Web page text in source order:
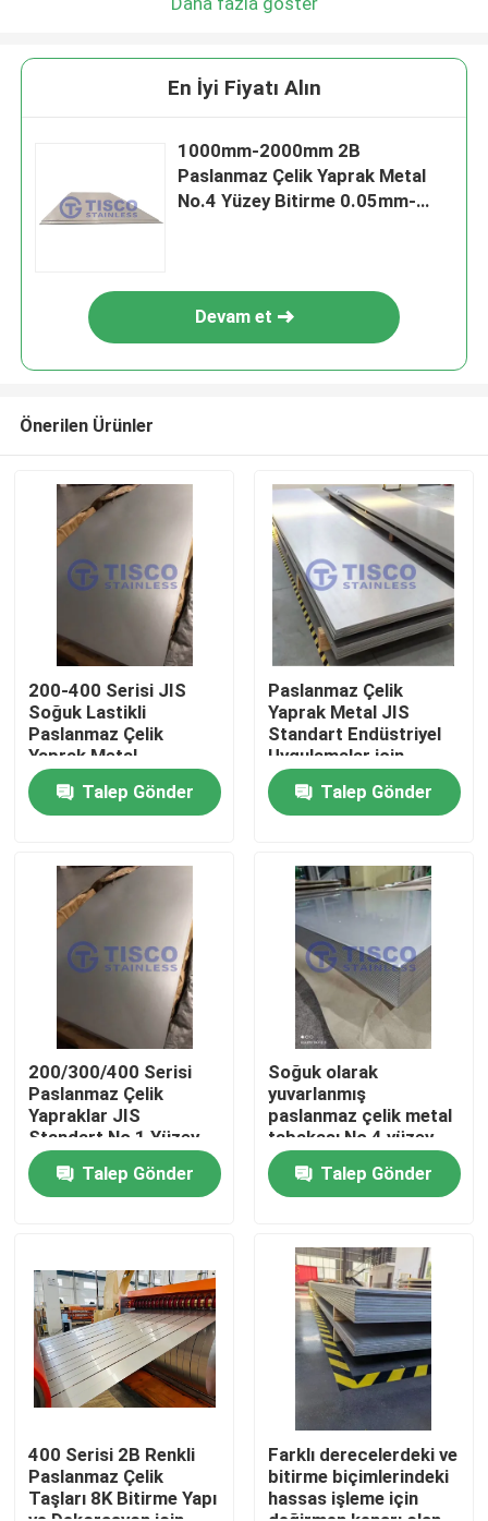
Ürünler
videolar
Hakkımızda
Fabrika turu
Bize Ulaşın
Bir teklif isteği
Paslanmaz Çelik Sac
En İyi Fiyatı Alın
1000mm-2000mm 2B
Paslanmaz Çelik Yaprak Metal
No.4 Yüzey Bitirme 0.05mm-
Devam et
Önerilen Ürünler
200-400 Serisi JIS
Soğuk Lastikli
Paslanmaz Çelik
Yaprak Metal
1000mm-6000mm
Uzunluk GB Standart
Mill Edge
Talep Gönder
Paslanmaz Çelik
Yaprak Metal JIS
Standart Endüstriyel
Uygulamalar için
Soğuk/Sıcak
Dolaştırılmış 0.05-
3mm
Talep Gönder
200/300/400 Serisi
Paslanmaz Çelik
Yapraklar JIS
Standart No 1 Yüzey
Dönüşümü
Talep Gönder
Soğuk olarak
yuvarlanmış
paslanmaz çelik metal
tabakası No 4 yüzey
finişi ile
Talep Gönder
400 Serisi 2B Renkli
Paslanmaz Çelik
Taşları 8K Bitirme Yapı
Farklı derecelerdeki ve
bitirme biçimlerindeki
hassas işleme için